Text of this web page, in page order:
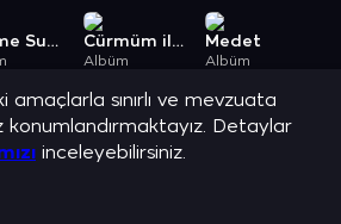
Seçme Sureler Cürmüm ile Geldim Sana 2
Albüm
Medet
Albüm
ve en sevilen şarkılarını dinle.
amaçlarla sınırlı ve mevzuata
Detaylar
inceleyebilirsiniz.